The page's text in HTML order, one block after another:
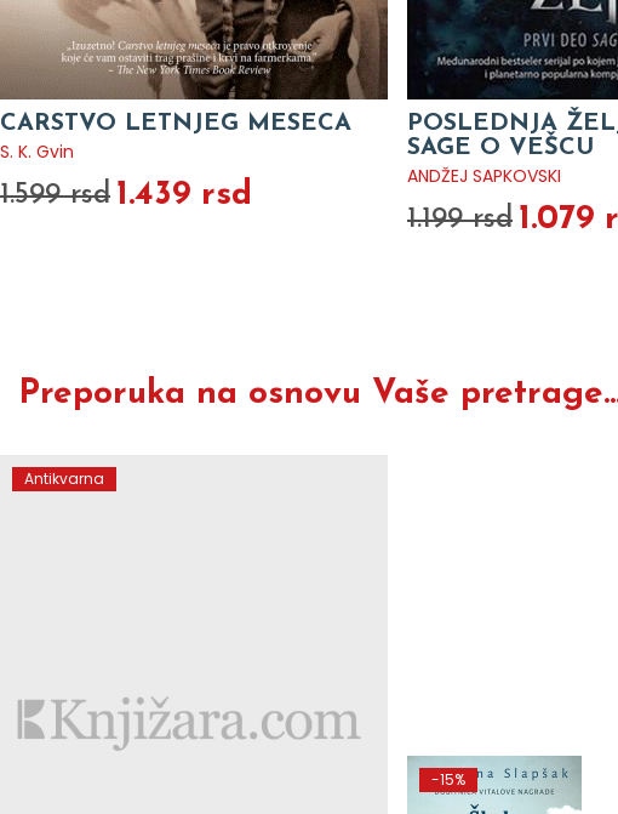
CARSTVO LETNJEG MESECA
S. K. Gvin
1.599 rsd 1.439 rsd
POSLEDNJA
SAGE O VEŠCU
ANDŽEJ SAPKOVSKI
1.199 rsd 1.079
Preporuka na osnovu Vaše
Antikvarna
-15%